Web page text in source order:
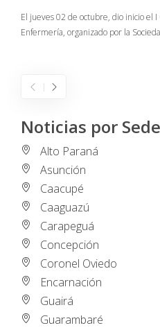
El jueves 02 de octubre, dio inicio el
Enfermería, organizado por la
Noticias por
Alto Paraná
Asunción
Caacupé
Caaguazú
Carapeguá
Concepción
Coronel Oviedo
Encarnación
Guairá
Guarambaré